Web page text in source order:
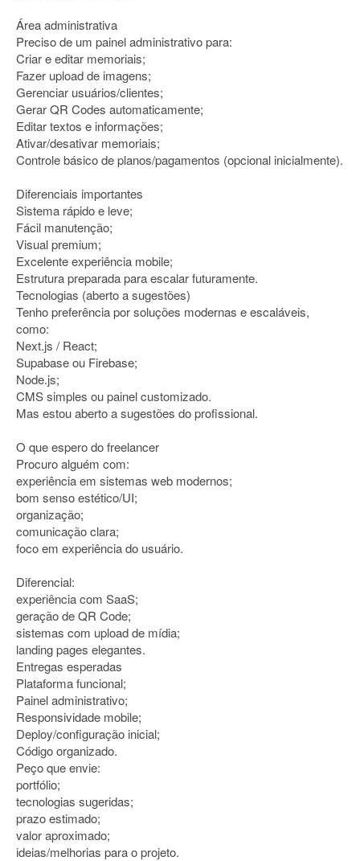
Área administrativa
Preciso de um painel administrativo para:
Criar e editar memoriais;
Fazer upload de imagens;
Gerenciar usuários/clientes;
Gerar QR Codes automaticamente;
Editar textos e informações;
Ativar/desativar memoriais;
Controle básico de planos/pagamentos (opcional inicialmente).
Diferenciais importantes
Sistema rápido e leve;
Fácil manutenção;
Visual premium;
Excelente experiência mobile;
Estrutura preparada para escalar futuramente.
Tecnologias (aberto a sugestões)
Tenho preferência por soluções modernas e escaláveis,
como:
Next.js / React;
Supabase ou Firebase;
Node.js;
CMS simples ou painel customizado.
Mas estou aberto a sugestões do profissional.
O que espero do freelancer
Procuro alguém com:
experiência em sistemas web modernos;
bom senso estético/UI;
organização;
comunicação clara;
foco em experiência do usuário.
Diferencial:
experiência com SaaS;
geração de QR Code;
sistemas com upload de mídia;
landing pages elegantes.
Entregas esperadas
Plataforma funcional;
Painel administrativo;
Responsividade mobile;
Deploy/configuração inicial;
Código organizado.
Peço que envie:
portfólio;
tecnologias sugeridas;
prazo estimado;
valor aproximado;
ideias/melhorias para o projeto.